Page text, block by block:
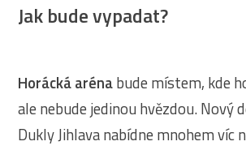
Jak bude vypadat?
Horácká arénabude místem, kde
ale nebude jedinou hvězdou. Nový
Dukly Jihlava nabídne mnohem víc